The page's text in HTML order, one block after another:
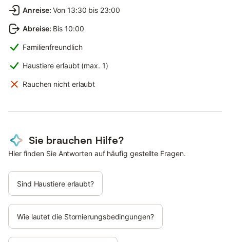
Anreise: Von 13:30 bis 23:00
Abreise: Bis 10:00
Familienfreundlich
Haustiere erlaubt (max. 1)
Rauchen nicht erlaubt
Sie brauchen Hilfe?
Hier finden Sie Antworten auf häufig gestellte Fragen.
Sind Haustiere erlaubt?
Wie lautet die Stornierungsbedingungen?